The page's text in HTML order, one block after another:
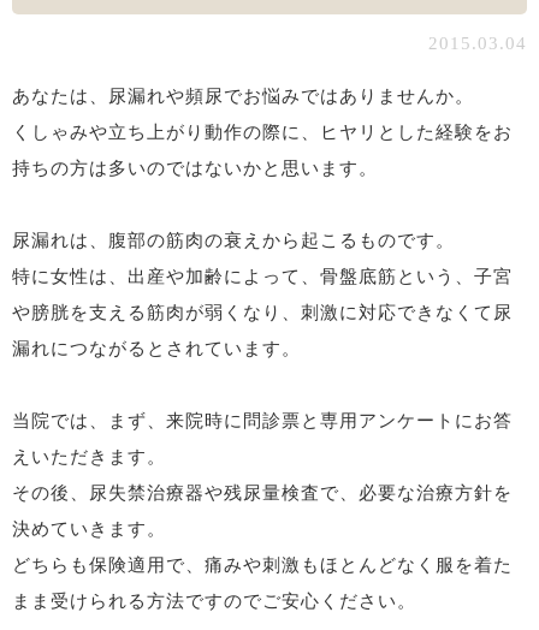
2015.03.04
あなたは、尿漏れや頻尿でお悩みではありませんか。
くしゃみや立ち上がり動作の際に、ヒヤリとした経験をお
持ちの方は多いのではないかと思います。
尿漏れは、腹部の筋肉の衰えから起こるものです。
特に女性は、出産や加齢によって、骨盤底筋という、子宮
や膀胱を支える筋肉が弱くなり、刺激に対応できなくて尿
漏れにつながるとされています。
当院では、まず、来院時に問診票と専用アンケートにお答
えいただきます。
その後、尿失禁治療器や残尿量検査で、必要な治療方針を
決めていきます。
どちらも保険適用で、痛みや刺激もほとんどなく服を着た
まま受けられる方法ですのでご安心ください。